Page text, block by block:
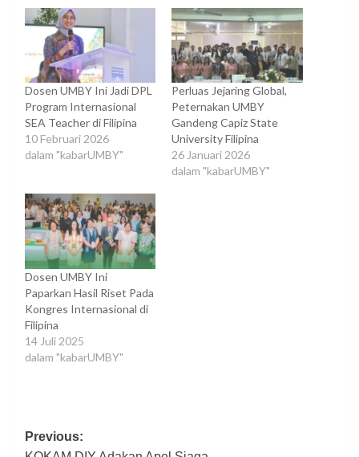
Dosen UMBY Ini Jadi DPL
Program Internasional
SEA Teacher di Filipina
10 Februari 2026
dalam "kabarUMBY"
Perluas Jejaring Global,
Peternakan UMBY
Gandeng Capiz State
University Filipina
26 Januari 2026
dalam "kabarUMBY"
Dosen UMBY Ini
Paparkan Hasil Riset Pada
Kongres Internasional di
Filipina
14 Juli 2025
dalam "kabarUMBY"
Post
Previous: